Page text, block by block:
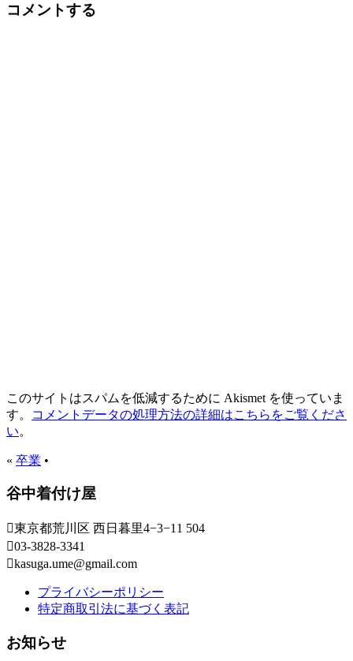
コメントする
このサイトはスパムを低減するために Akismet を使っていま
す。
コメントデータの処理方法の詳細はこちらをご覧くださ
い。
« 卒業 •
谷中着付け屋
東京都荒川区 西日暮里4−3−11 504
03-3828-3341
kasuga.ume@gmail.com
プライバシーポリシー
特定商取引法に基づく表記
お知らせ